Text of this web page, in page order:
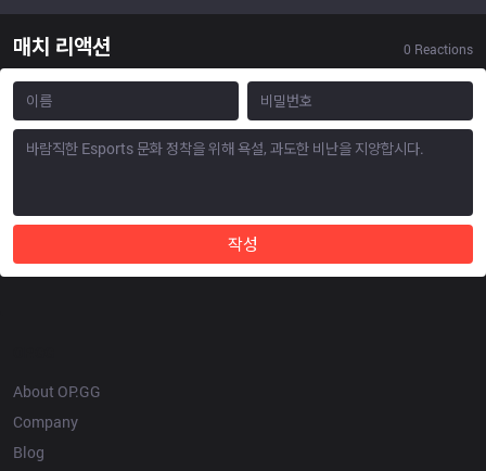
매치 리액션 0 Reactions
작성
About OP.GG
Company
Blog